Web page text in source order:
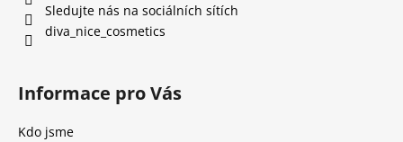
Sledujte nás na sociálních sítích
diva_nice_cosmetics
Informace pro Vás
Kdo jsme